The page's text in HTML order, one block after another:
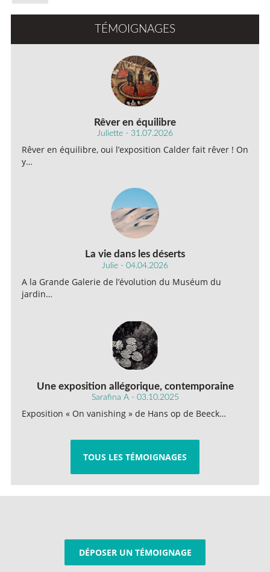
TÉMOIGNAGES
Rêver en équilibre
Juliette - 31.07.2026
Rêver en équilibre, oui l’exposition Calder fait rêver ! On
y…
La vie dans les déserts
Julie - 04.04.2026
A la Grande Galerie de l’évolution du Muséum du
jardin…
Une exposition allégorique, contemporaine
Sarafina A - 03.10.2025
Exposition « On vanishing » de Hans op de Beeck…
TOUS LES TÉMOIGNAGES
DÉPOSER UN TÉMOIGNAGE